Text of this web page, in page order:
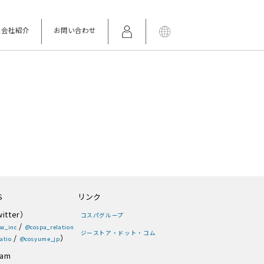
会社紹介 お問い合わせ
）
/ @cospa_relation
/ @cosyume_jp）
リンク
コスパグループ
ジーストア・ドット・コム